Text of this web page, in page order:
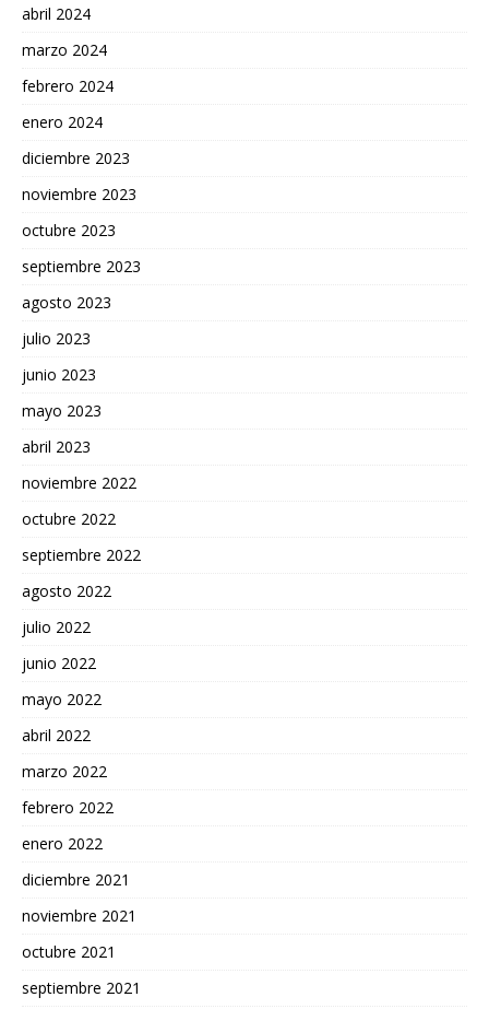
abril 2024
marzo 2024
febrero 2024
enero 2024
diciembre 2023
noviembre 2023
octubre 2023
septiembre 2023
agosto 2023
julio 2023
junio 2023
mayo 2023
abril 2023
noviembre 2022
octubre 2022
septiembre 2022
agosto 2022
julio 2022
junio 2022
mayo 2022
abril 2022
marzo 2022
febrero 2022
enero 2022
diciembre 2021
noviembre 2021
octubre 2021
septiembre 2021